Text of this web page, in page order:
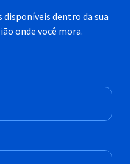
disponíveis dentro da sua
onde você mora.